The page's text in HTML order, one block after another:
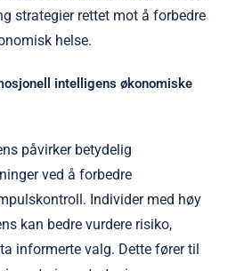
strategier rettet mot å forbedre
helse.
intelligens økonomiske
påvirker betydelig
ved å forbedre
Individer med høy
kan bedre vurdere risiko,
informerte valg. Dette fører til